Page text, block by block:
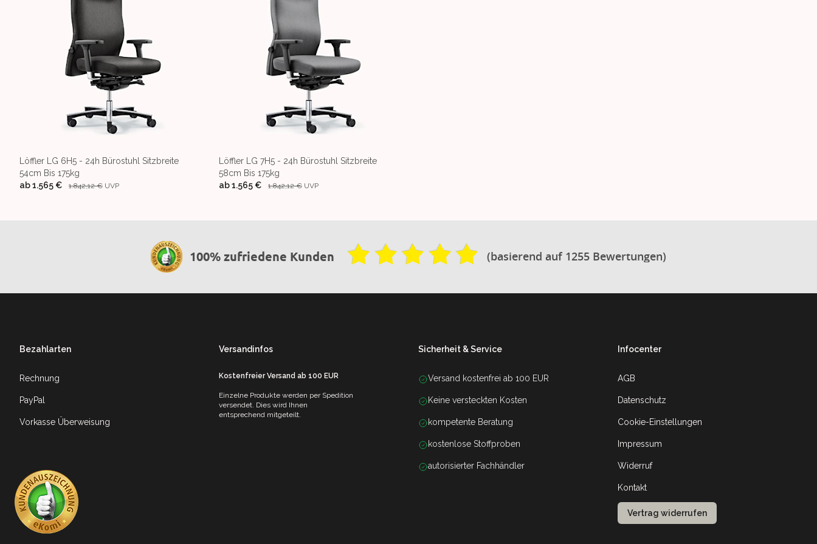
Löffler LG 6H5 - 24h Bürostuhl Sitzbreite
54cm Bis 175kg
ab1.565 € 1.842,12 € UVP
Löffler LG 7H5 - 24h Bürostuhl Sitzbreite
58cm Bis 175kg
ab1.565 € 1.842,12 € UVP
100% zufriedene Kunden (basierend auf 1255 Bewertungen)
Bezahlarten
Rechnung
PayPal
Vorkasse Überweisung
Versandinfos
Kostenfreier Versand ab 100 EUR
Einzelne Produkte werden per Spedition
versendet. Dies wird Ihnen
entsprechend mitgeteilt.
Sicherheit & Service
Versand kostenfrei ab 100 EUR
Keine versteckten Kosten
kompetente Beratung
kostenlose Stoffproben
autorisierter Fachhändler
Infocenter
AGB
Datenschutz
Cookie-Einstellungen
Impressum
Widerruf
Kontakt
Vertrag widerrufen